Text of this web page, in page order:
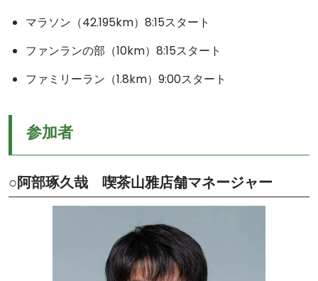
マラソン（42.195km）8:15スタート
ファンランの部（10km）8:15スタート
ファミリーラン（1.8km）9:00スタート
参加者
○阿部琢久哉 喫茶山雅店舗マネージャー